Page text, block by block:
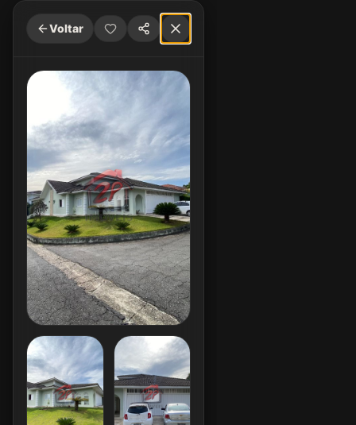
Voltar